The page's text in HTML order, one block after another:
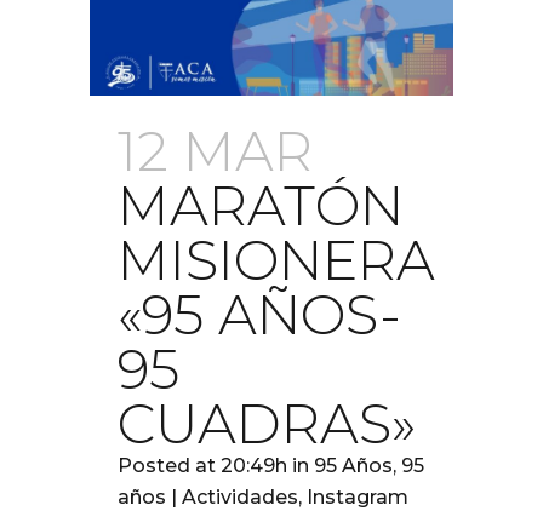
12 MAR
MARATÓN
MISIONERA
«95 AÑOS-
95
CUADRAS»
Posted at 20:49h in 95 Años, 95
años | Actividades, Instagram